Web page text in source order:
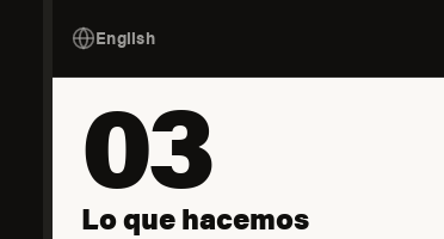
English
03
Lo que hacemos